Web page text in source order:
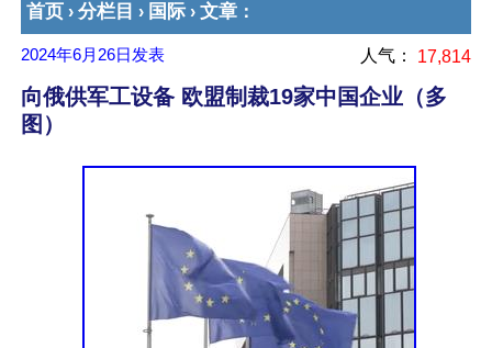
首页 › 分栏目 › 国际 › 文章 ：
2024年6月26日 发表 人气： 17,814
向俄供军工设备 欧盟制裁19家中国企业（多
图）